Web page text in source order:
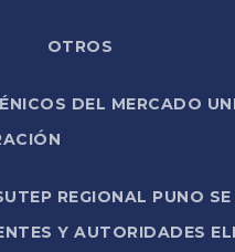
OTROS
DEL MERCADO
REGIONAL PUNO
Y AUTORIDADES